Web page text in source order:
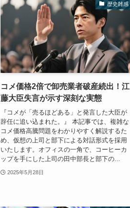
歴史雑感
コメ価格2倍で卸売業者破産続出！江
藤大臣失言が示す深刻な実態
『コメが「売るほどある」と発言した大臣が
辞任に追い込まれた。』 本記事では、複雑な
コメ価格高騰問題をわかりやすく解説するた
め、仮想の上司と部下による対話形式を採用
いたします。オフィスの一角で、コーヒーカ
ップを手にした上司の田中部長と部下の...
2025年5月28日